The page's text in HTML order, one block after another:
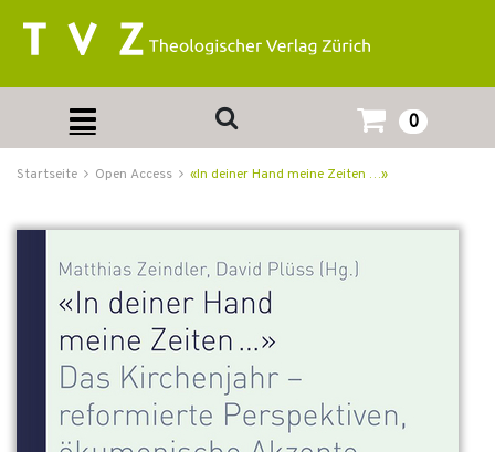
0
Startseite Open Access «In deiner Hand meine Zeiten …»